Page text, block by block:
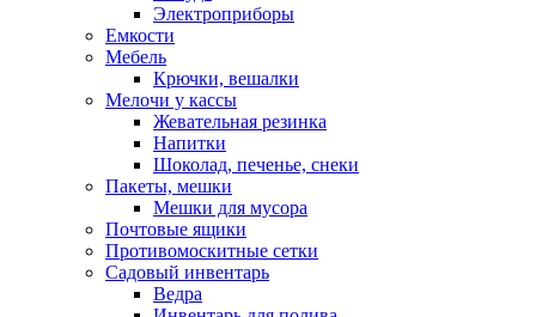
Электроприборы
Емкости
Мебель
Крючки, вешалки
Мелочи у кассы
Жевательная резинка
Напитки
Шоколад, печенье, снеки
Пакеты, мешки
Мешки для мусора
Почтовые ящики
Противомоскитные сетки
Садовый инвентарь
Ведра